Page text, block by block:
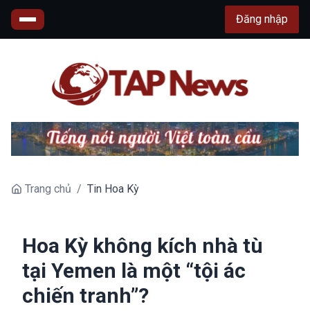
Đăng nhập
Trang chủ / Tin Hoa Kỳ
Hoa Kỳ không kích nhà tù
tại Yemen là một “tội ác
chiến tranh”?